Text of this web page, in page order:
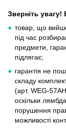
Зверніть
товар, що
під час
предмети,
підлягає;
гарантія не
складу
(арт. WEG-
оскільки
порушення
можливості